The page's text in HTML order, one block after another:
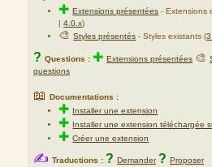
✚Extensions présentées -Extensions
|4.0.x)
🎨Styles présentés - Styles existants (
? Questions : ✚ Extensions présentées 🎨
questions
📖 Documentations :
✚ Installer une extension
✚ Installer une extension téléchargée
✚Créer une extension
✍ Traductions : ? Demander ? Proposer